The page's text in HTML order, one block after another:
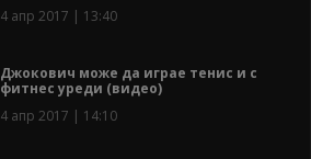
4 апр 2017 | 13:40
Джокович може да играе тенис и с
фитнес уреди (видео)
4 апр 2017 | 14:10